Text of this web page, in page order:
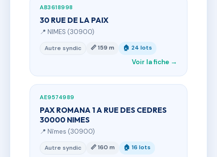
AB3618998
30 RUE DE LA PAIX
📍 NIMES (30900)
Autre syndic 📏 159 m 🏠 24 lots
Voir la fiche →
AE9574989
PAX ROMANA 1 A RUE DES CEDRES
30000 NIMES
📍 Nîmes (30900)
Autre syndic 📏 160 m 🏠 16 lots